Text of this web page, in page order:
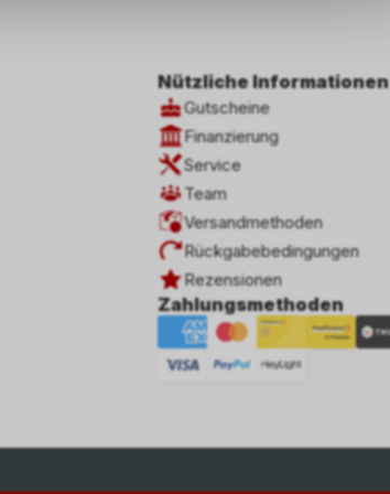
Nützliche Informationen
Gutscheine
Finanzierung
Service
Team
Versandmethoden
Rückgabebedingungen
Rezensionen
Zahlungsmethoden